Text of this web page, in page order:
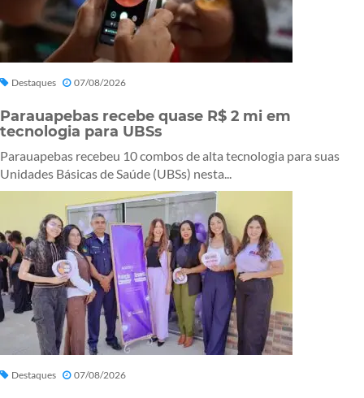
Destaques 07/08/2026
Parauapebas recebe quase R$ 2 mi em
tecnologia para UBSs
Parauapebas recebeu 10 combos de alta tecnologia para suas
Unidades Básicas de Saúde (UBSs) nesta...
Destaques 07/08/2026